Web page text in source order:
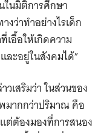
ในมิติการศึกษา
ว่าทำอย่างไรเด็ก
อื้อให้เกิดความ
ละอยู่ในสังคมได้”
วเสริมว่า ในส่วนของ
ากกว่าปริมาณ คือ
ต่ต้องมองที่การสนอง